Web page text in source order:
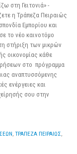
στη Γειτονιά» -
η Τράπεζα Πειραιώς
Εμπορίου και
το νέο καινοτόμο
στήριξη των μικρών
οικονομίας κάθε
στο πρόγραμμα
αναπτυσσόμενης
ενέργειες και
σου στην
, ΤΡΑΠΕΖΑ ΠΕΙΡΑΙΩΣ,